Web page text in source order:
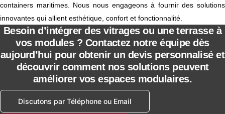
containers maritimes. Nous nous engageons à fournir des solutions
innovantes qui allient esthétique, confort et fonctionnalité.
Besoin d’intégrer des vitrages ou une terrasse à
vos modules ? Contactez notre équipe dès
aujourd’hui pour obtenir un devis personnalisé et
découvrir comment nos solutions peuvent
améliorer vos espaces modulaires.
Discutons par Téléphone ou Email